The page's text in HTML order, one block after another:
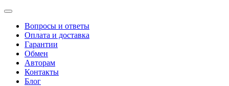
Вопросы и ответы
Оплата и доставка
Гарантии
Обмен
Авторам
Контакты
Блог